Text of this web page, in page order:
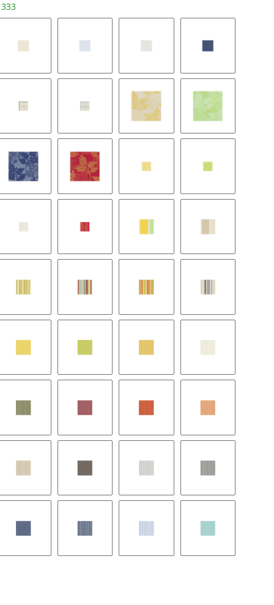
Brenta 343 Brenta 367 Brenta 370 Brenta 372
Lomato 340 Lomato 368 Mazara 307 Mazara 323
Mazara 375 Mazara 383 Sarno 306 Sarno 321
Sarno 371 Sarno 381 Tesino 320 Tesino 350
Volturno 305 Volturno 316 Volturno 334 Volturno 356
Zena 302 Zena 303 Zena 310 Zena 311
Zena 314 Zena 315 Zena 330 Zena 331
Zena 351 Zena 352 Zena 353 Zena 354